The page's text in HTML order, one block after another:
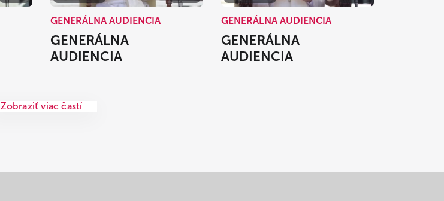
GENERÁLNA AUDIENCIA
GENERÁLNA
AUDIENCIA
GENERÁLNA AUDIENCIA
GENERÁLNA
AUDIENCIA
Zobraziť viac častí